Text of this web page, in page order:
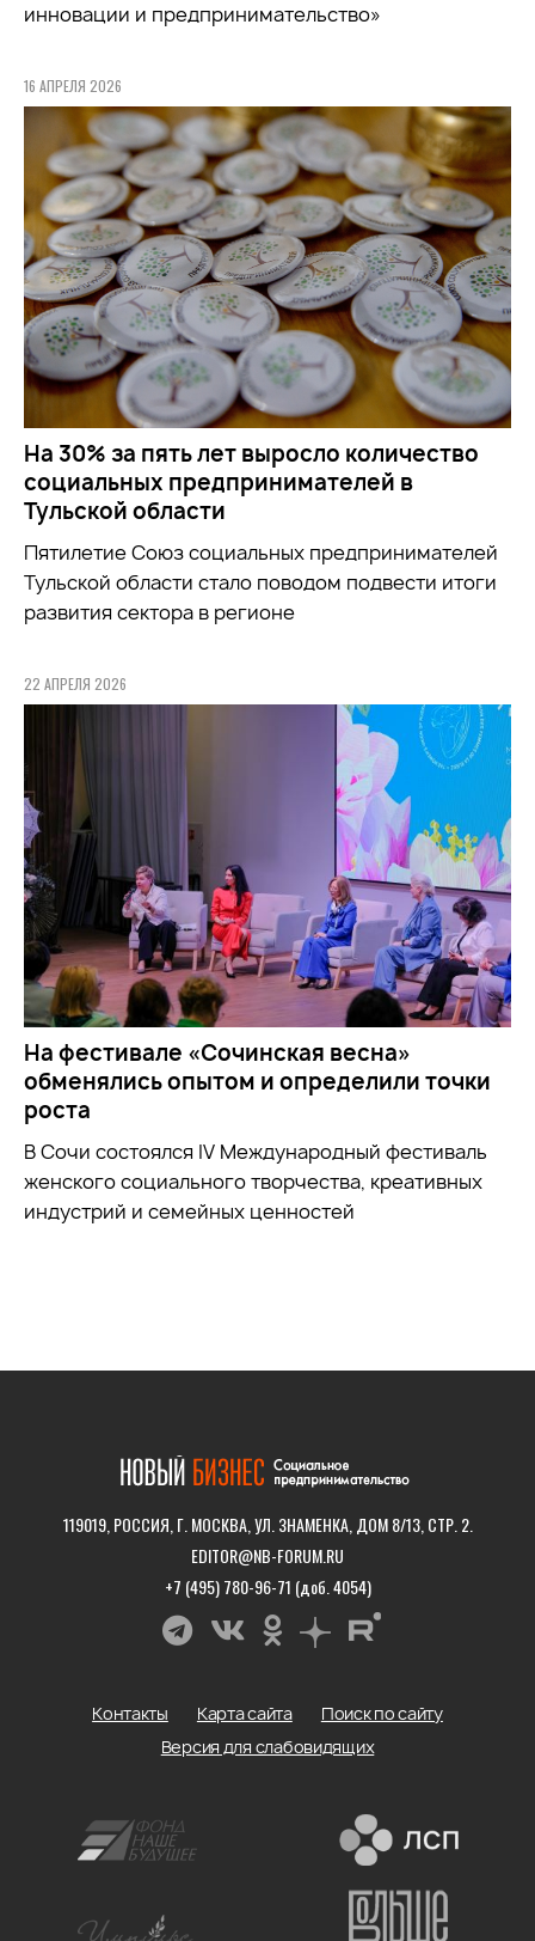
инновации и предпринимательство»
16 АПРЕЛЯ 2026
На 30% за пять лет выросло количество
социальных предпринимателей в
Тульской области
Пятилетие Союз социальных предпринимателей
Тульской области стало поводом подвести итоги
развития сектора в регионе
22 АПРЕЛЯ 2026
На фестивале «Сочинская весна»
обменялись опытом и определили точки
роста
В Сочи состоялся IV Международный фестиваль
женского социального творчества, креативных
индустрий и семейных ценностей
119019, РОССИЯ, Г. МОСКВА, УЛ. ЗНАМЕНКА, ДОМ 8/13, СТР. 2.
EDITOR@NB-FORUM.RU
+7 (495) 780-96-71 (доб. 4054)
Контакты Карта сайта
Поиск по сайту
Версия для слабовидящих